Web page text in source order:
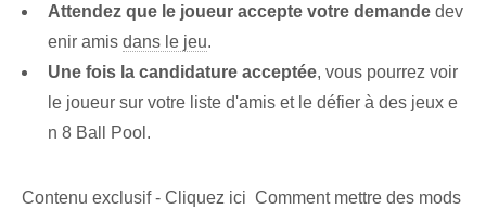
Attendez que le joueur accepte votre demande dev
enir amis dans le jeu.
Une fois la candidature acceptée, vous pourrez voir
le joueur sur votre liste d'amis et le défier à des jeux e
n 8 Ball Pool.
Contenu exclusif - Cliquez ici Comment mettre des mods